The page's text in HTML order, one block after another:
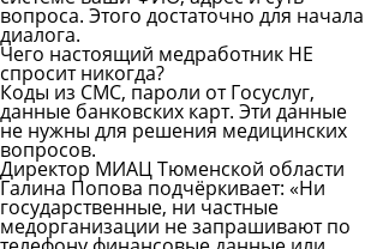
вопроса. Этого достаточно для начала
диалога.
Чего настоящий медработник НЕ
спросит никогда?
Коды из СМС, пароли от Госуслуг,
данные банковских карт. Эти данные
не нужны для решения медицинских
вопросов.
Директор МИАЦ Тюменской области
Галина Попова подчёркивает: «Ни
государственные, ни частные
медорганизации не запрашивают по